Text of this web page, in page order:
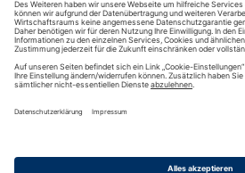
Modeschauen-Auf den Laufstegen der Welt
Datenschutzinformationen·Cookie-